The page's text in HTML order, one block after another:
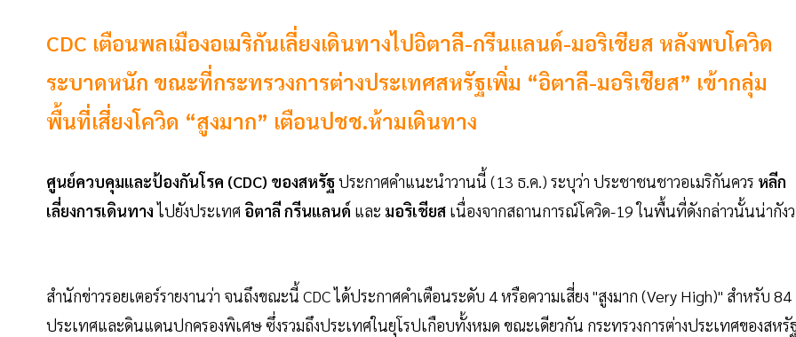
CDC เตือนพลเมืองอเมริกันเลี่ยงเดินทางไปอิตาลี-กรีนแลนด์-มอริเชียส หลังพบโควิด
ระบาดหนัก ขณะที่กระทรวงการต่างประเทศสหรัฐเพิ่ม “อิตาลี-มอริเชียส” เข้ากลุ่ม
พื้นที่เสี่ยงโควิด “สูงมาก” เตือนปชช.ห้ามเดินทาง
ศูนย์ควบคุมและป้องกันโรค (CDC) ของสหรัฐประกาศคำแนะนำวานนี้ (13 ธ.ค.) ระบุว่า ประชาชนชาวอเมริกันควร หลีก
เลี่ยงการเดินทางไปยังประเทศ อิตาลี กรีนแลนด์ และ มอริเชียส เนื่องจากสถานการณ์โควิด-19 ในพื้นที่ดังกล่าวนั้นน่ากัง
สำนักข่าวรอยเตอร์รายงานว่า จนถึงขณะนี้ CDC ได้ประกาศคำเตือนระดับ 4 หรือความเสี่ยง "สูงมาก (Very High)" สำหรับ 84
ประเทศและดินแดนปกครองพิเศษ ซึ่งรวมถึงประเทศในยุโรปเกือบทั้งหมด ขณะเดียวกัน กระทรวงการต่างประเทศของสหรั